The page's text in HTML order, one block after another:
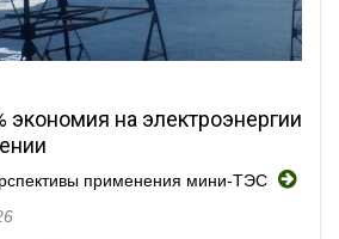
на электроэнергии
применения мини-ТЭC